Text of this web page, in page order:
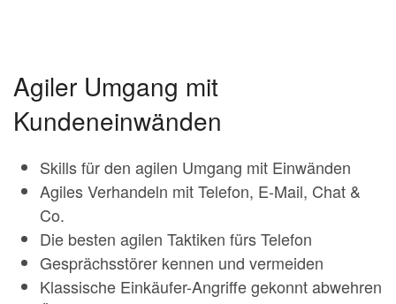
Agiler Umgang mit
Kundeneinwänden
Skills für den agilen Umgang mit Einwänden
Agiles Verhandeln mit Telefon, E-Mail, Chat &
Co.
Die besten agilen Taktiken fürs Telefon
Gesprächsstörer kennen und vermeiden
Klassische Einkäufer-Angriffe gekonnt abwehren